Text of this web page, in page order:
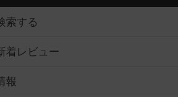
索する
着レビュー
報